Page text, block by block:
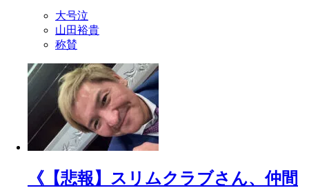
大号泣
山田裕貴
称賛
《【悲報】スリムクラブさん、仲間